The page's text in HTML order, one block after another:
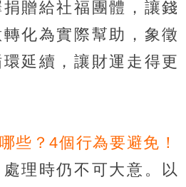
贈給社福團體，讓錢
化為實際幫助，象徵
延續，讓財運走得更
些？4個行為要避免！
理時仍不可大意。以